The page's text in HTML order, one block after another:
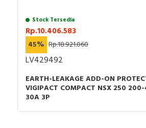
Stock Tersedia
Rp.10.406.583
45% Rp.18.921.060
LV429492
EARTH-LEAKAGE ADD-ON
VIGIPACT COMPACT NSX 250
30A 3P